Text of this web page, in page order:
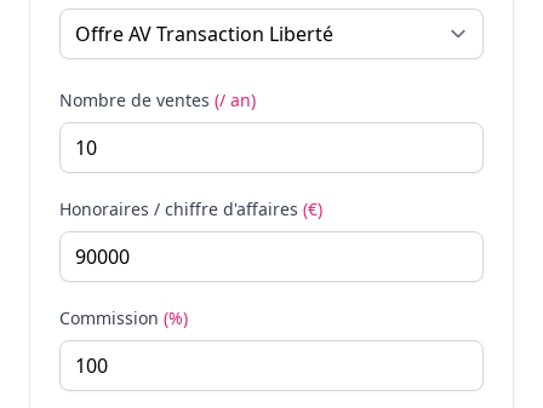
Nombre de ventes (/ an)
Honoraires / chiffre d'affaires (€)
Commission (%)